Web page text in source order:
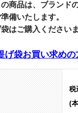
商品は、ブランド
備いたします。
はご購入くださいま
袋お買い求めの
税
(